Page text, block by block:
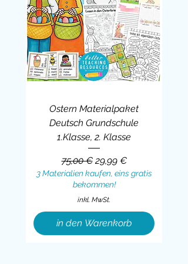
Ostern Materialpaket
Deutsch Grundschule
1.Klasse, 2. Klasse
Standardpreis
75,00 € Sale-Preis
29,99 €
3 Materialien kaufen, eins gratis
bekommen!
inkl. MwSt.
in den Warenkorb